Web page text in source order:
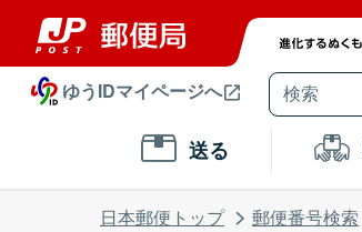
ゆうIDマイページへ
送る
日本郵便トップ 郵便番号検索